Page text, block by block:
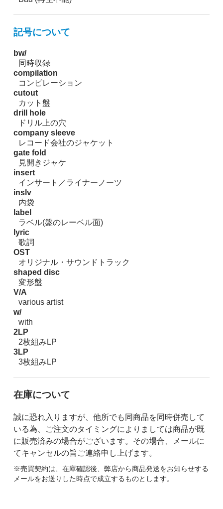
記号について
bw/
同時収録
compilation
コンピレーション
cutout
カット盤
drill hole
ドリル上の穴
company sleeve
レコード会社のジャケット
gate fold
見開きジャケ
insert
インサート／ライナーノーツ
inslv
内袋
label
ラベル(盤のレーベル面)
lyric
歌詞
OST
オリジナル・サウンドトラック
shaped disc
変形盤
V/A
various artist
w/
with
2LP
2枚組みLP
3LP
3枚組みLP
在庫について
誠に恐れ入りますが、他所でも同商品を同時併売して
いる為、ご注文のタイミングによりましては商品が既
に販売済みの場合がございます。その場合、メールに
てキャンセルの旨ご連絡申し上げます。
※売買契約は、在庫確認後、弊店から商品発送をお知らせする
メールをお送りした時点で成立するものとします。